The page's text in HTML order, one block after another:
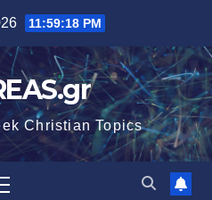
11:59:19 PM
Christian Topics